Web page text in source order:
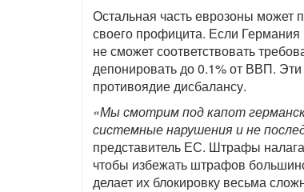
Остальная часть еврозоны может
своего профицита. Если
не сможет соответствовать
депонировать до 0.1% от ВВП.
противоядие дисбалансу.
«Мы смотрим под капот
системные нарушения и не
представитель ЕС. Штрафы
чтобы избежать штрафов
делает их блокировку весьма